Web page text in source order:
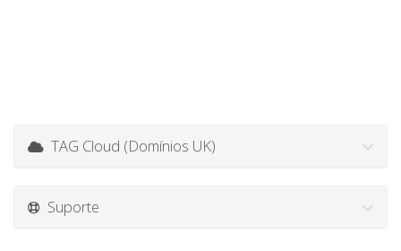
TAG Cloud (Domínios UK)
Suporte